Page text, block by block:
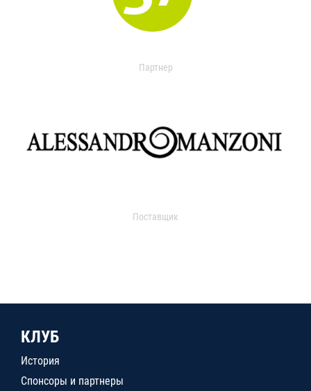
Партнер
Поставщик
КЛУБ
История
Спонсоры и партнеры